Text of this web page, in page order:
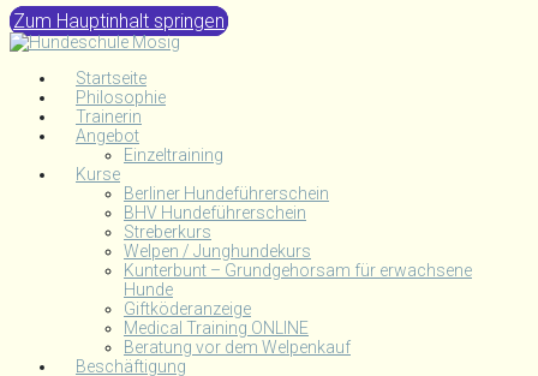
Zum Hauptinhalt springen
Startseite
Philosophie
Trainerin
Angebot
Einzeltraining
Kurse
Berliner Hundeführerschein
BHV Hundeführerschein
Streberkurs
Welpen / Junghundekurs
Kunterbunt – Grundgehorsam für erwachsene
Hunde
Giftköderanzeige
Medical Training ONLINE
Beratung vor dem Welpenkauf
Beschäftigung